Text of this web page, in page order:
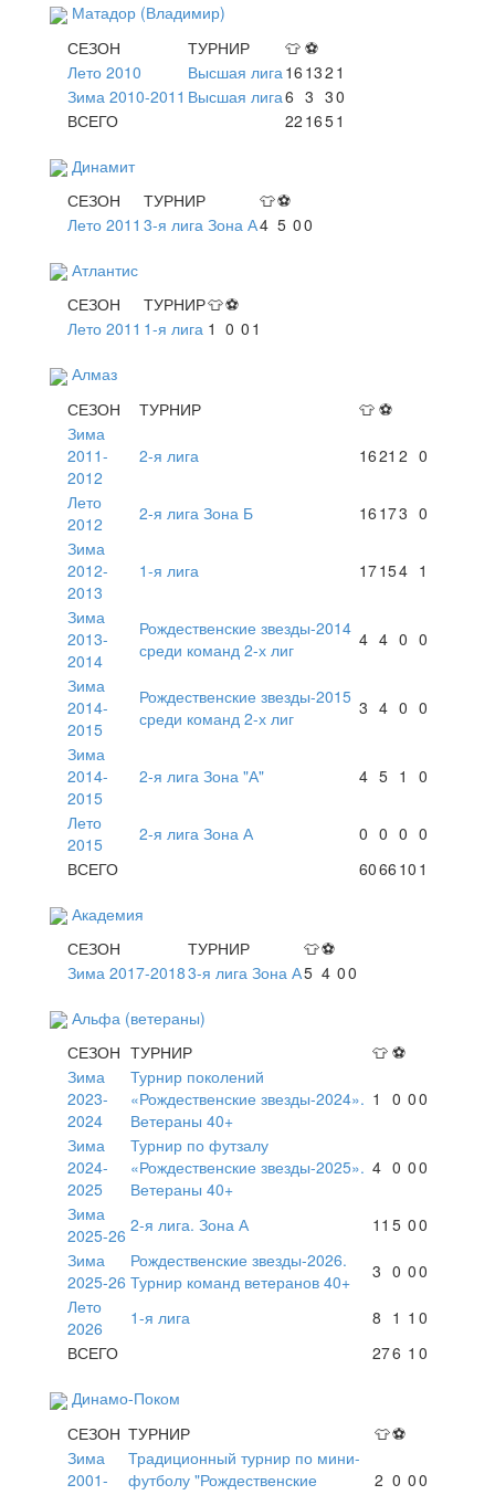
Матадор (Владимир)
СЕЗОН
ТУРНИР 👕 ⚽
Лето 2010
Высшая лига 16 132 1
Зима 2010-2011 Высшая лига6 3 30
ВСЕГО
22 1651
Динамит
СЕЗОН
ТУРНИР 👕⚽
Лето 2011 3-я лига Зона А4 5 00
Атлантис
СЕЗОН
ТУРНИР👕⚽
Лето 2011 1-я лига 1 0 0 1
Алмаз
СЕЗОН
ТУРНИР 👕 ⚽
Зима
2011-
2012
2-я лига 1621 2 0
Лето
2012
2-я лига Зона Б 16 173 0
Зима
2012-
2013
1-я лига 17154 1
Зима
2013-
2014
Рождественские звезды-2014
среди команд 2-х лиг
4 4 0 0
Зима
2014-
2015
Рождественские звезды-2015
среди команд 2-х лиг
3 4 0 0
Зима
2014-
2015
2-я лига Зона "А" 4 5 1 0
Лето
2015
2-я лига Зона А 0 0 0 0
ВСЕГО
6066 10 1
Академия
СЕЗОН
ТУРНИР 👕⚽
Зима 2017-20183-я лига Зона А5 4 00
Альфа (ветераны)
СЕЗОН ТУРНИР 👕 ⚽
Зима
2023-
2024
Турнир поколений
«Рождественские звезды-2024».
Ветераны 40+
1 0 00
Зима
2024-
2025
Турнир по футзалу
«Рождественские звезды-2025».
Ветераны 40+
4 0 00
Зима
2025-26 2-я лига. Зона А 11 5 00
Зима
2025-26
Рождественские звезды-2026.
Турнир команд ветеранов 40+
3 0 00
Лето
2026
1-я лига 8 1 1 0
ВСЕГО
276 1 0
Динамо-Поком
СЕЗОН ТУРНИР 👕⚽
Зима
2001-
Традиционный турнир по мини-
футболу "Рождественские
2 0 00